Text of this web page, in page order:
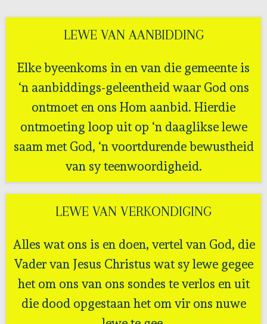
LEWE VAN AANBIDDING
Elke byeenkoms in en van die gemeente is
‘n aanbiddings-geleentheid waar God ons
ontmoet en ons Hom aanbid. Hierdie
ontmoeting loop uit op ‘n daaglikse lewe
saam met God, ‘n voortdurende bewustheid
van sy teenwoordigheid.
LEWE VAN VERKONDIGING
Alles wat ons is en doen, vertel van God, die
Vader van Jesus Christus wat sy lewe gegee
het om ons van ons sondes te verlos en uit
die dood opgestaan het om vir ons nuwe